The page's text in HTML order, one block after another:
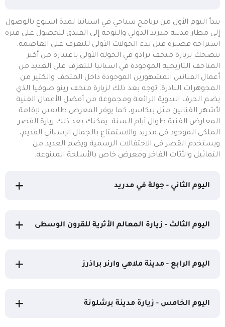
يبدأ اليوم الأول من برنامج سياحي في اسبانيا لمدة اسبوع بالوصول
إلى مطار مدينة مدريد الدولي والتوجه إلى الفندق للحصول على فترة
استراحة قصيرة قبل بدء الجولات الأولى للتعرف على العاصمة.
ننصحك بزيارة متحف برادو في الجولة الأولى باعتباره من أكبر
المتاحف التاريخية الموجودة في اسبانيا للتعرف على العديد من
أعمال الفنانين المشهورين الموجودة داخل المتحف والكثير من
المجوهرات النادرة. توجه بعد ذلك لزيارة متحف رينو صوفيا الذي
يضم الحرف اليدوية الرائعة ومجموعة من أفضل الأعمال الفنية
لأشهر الفنانين مثل بيكاسو، كما يوفر المعرض طابقين لإقامة
المعارض الفنية طوال أيام السنة. يمكنك بعد ذلك زيارة القصر
الملكي الموجود في مدريد والاستمتاع بالجمال الإسباني القديم،
ويستخدم القصر في الاحتفالات الرسمية ويضم العديد من
التماثيل والأثاث الفاخر ومعرض خاص بالأسلحة المتنوعة.
اليوم الثاني - جولة في مدريد
اليوم الثالث - زيارة المعالم الأثرية للقرون الوسطى
اليوم الرابع - مدينة ملاهي وارنر براذرز
اليوم الخامس - زيارة مدينة برشلونة